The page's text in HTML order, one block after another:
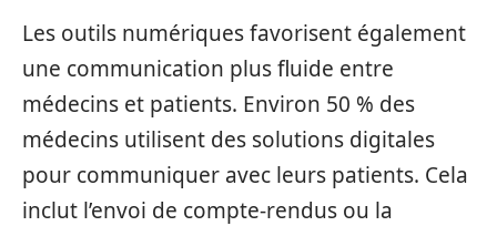
Les outils numériques favorisent également
une communication plus fluide entre
médecins et patients. Environ 50 % des
médecins utilisent des solutions digitales
pour communiquer avec leurs patients. Cela
inclut l’envoi de compte-rendus ou la